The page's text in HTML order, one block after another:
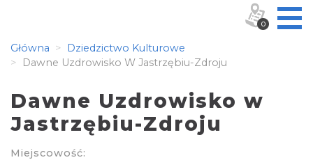
Główna
Dziedzictwo Kulturowe
Dawne Uzdrowisko W Jastrzębiu-Zdroju
Dawne Uzdrowisko w
Jastrzębiu-Zdroju
Miejscowość:
0